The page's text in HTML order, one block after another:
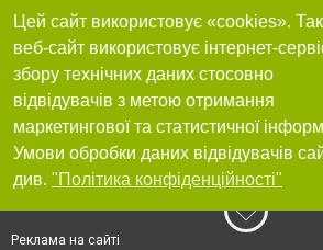
Цей сайт використовує «cookies».
веб-сайт використовує інтернет-
збору технічних даних стосовно
відвідувачів з метою отримання
маркетингової та статистичної
Умови обробки даних відвідувачів
див. "Політика конфіденційності"
Реклама на сайті